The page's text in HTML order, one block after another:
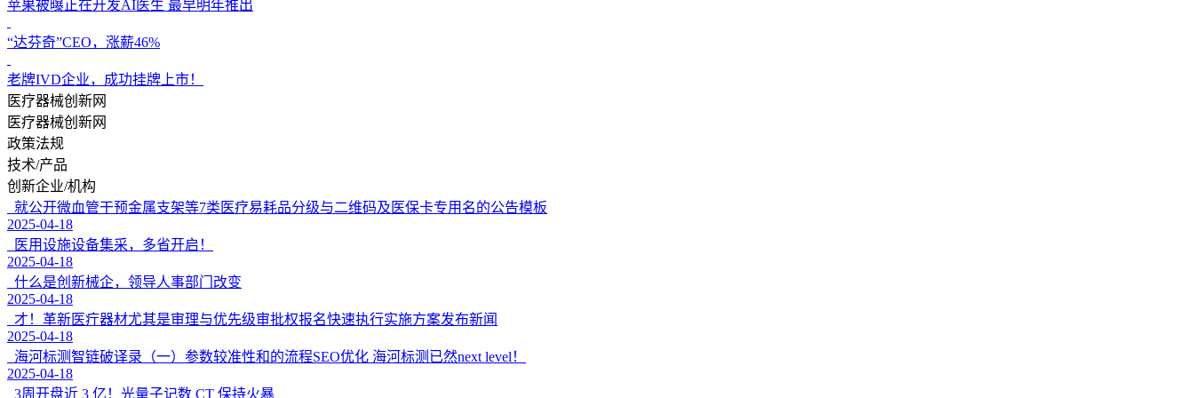
苹果被曝正在开发AI医生 最早明年推出
“达芬奇”CEO，涨薪46%
老牌IVD企业，成功挂牌上市！
医疗器械创新网
医疗器械创新网
政策法规
技术/产品
创新企业/机构
就公开微血管干预金属支架等7类医疗易耗品分级与二维码及医保卡专用名的公告模板
2025-04-18
医用设施设备集采，多省开启！
2025-04-18
什么是创新械企，领导人事部门改变
2025-04-18
才！革新医疔器材尤其是审理与优先级审批权报名快速执行实施方案发布新闻
2025-04-18
海河标测智链破译录（一）参数较准性和的流程SEO优化 海河标测已然next level！
2025-04-18
3周开盘近 3 亿！光量子记数 CT 保持火暴